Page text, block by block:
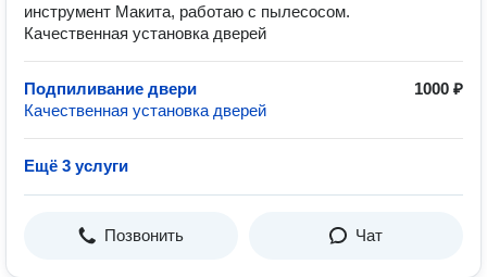
инструмент Макита, работаю с пылесосом.
Качественная установка дверей
Подпиливание двери
1000 ₽
Качественная установка дверей
Ещё 3 услуги
Позвонить Чат